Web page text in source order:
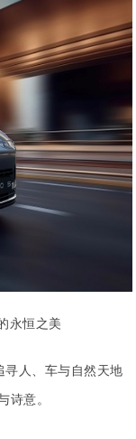
永恒之美
寻人、车与自然天地
诗意。